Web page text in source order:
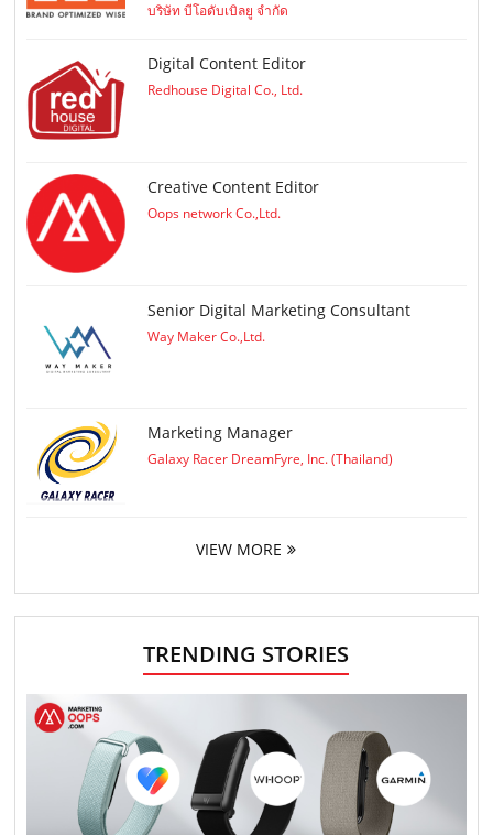
บริษัท บีโอดับเบิลยู จำกัด
Digital Content Editor
Redhouse Digital Co., Ltd.
Creative Content Editor
Oops network Co.,Ltd.
Senior Digital Marketing Consultant
Way Maker Co.,Ltd.
Marketing Manager
Galaxy Racer DreamFyre, Inc. (Thailand)
VIEW MORE
TRENDING STORIES